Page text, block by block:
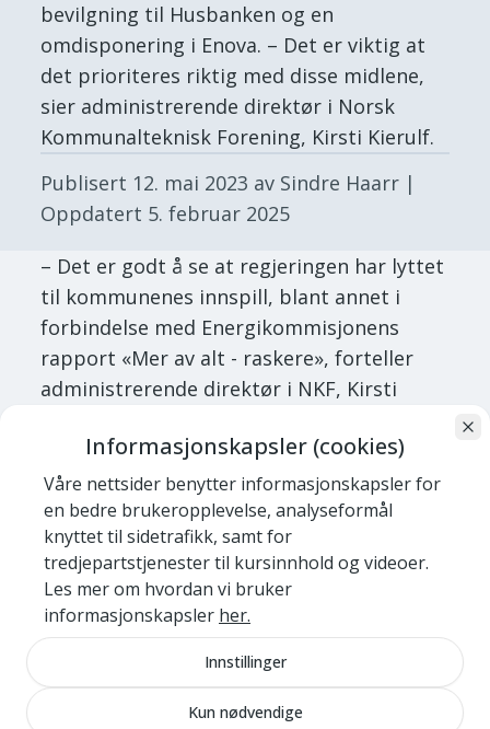
bevilgning til Husbanken og en
omdisponering i Enova. – Det er viktig at
det prioriteres riktig med disse midlene,
sier administrerende direktør i Norsk
Kommunalteknisk Forening, Kirsti Kierulf.
Publisert 12. mai 2023 av Sindre Haarr |
Oppdatert 5. februar 2025
– Det er godt å se at regjeringen har lyttet
til kommunenes innspill, blant annet i
forbindelse med Energikommisjonens
rapport «Mer av alt - raskere», forteller
administrerende direktør i NKF, Kirsti
100 millioner kroner ekstra til
energieffektiviseringstiltak i kommunale
boliger.
– Husbanken meldte allerede februar at
tilskuddsmidlene var brukt opp, så det er
godt å se at regjeringen følger opp dette.
– Energieffektivisering og
arealeffektivisering er våre viktigste
Informasjonskapsler (cookies)
Våre nettsider benytter informasjonskapsler for
en bedre brukeropplevelse, analyseformål
knyttet til sidetrafikk, samt for
tredjepartstjenester til kursinnhold og videoer.
Les mer om hvordan vi bruker
informasjonskapsler her.
Innstillinger
Kun nødvendige